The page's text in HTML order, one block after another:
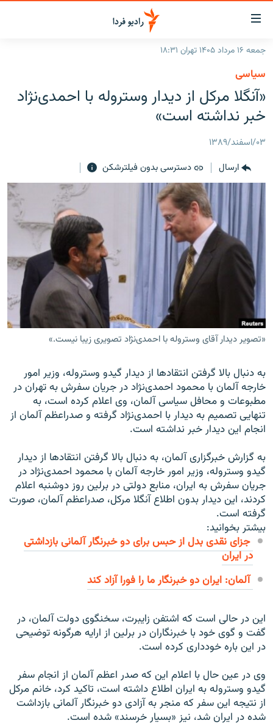
لینک‌های
قابلیت
دسترسی
بازگشت
منوی
اصلی
رفتن
صفحه
جستجو
ایران
جهان
برنامه‌های رادیویی
فرکانس‌ها
چندرسانه‌ای
گزارش‌های تصویری
گزارش‌های ویدئویی
زنان فردا
English
به ما بپیوندید
زبان‌های دیگر
جمعه ۱۶ مرداد ۱۴۰۵ تهران ۱۸:۳۱
سیاسی
«آنگلا مرکل از دیدار وستروله با احمدی‌نژاد
خبر نداشته است»
۰۳/اسفند/۱۳۸۹
ارسال
دسترسی بدون فیلترشکن
«تصویر دیدار آقای وستروله با احمدی‌نژاد تصویری زیبا نیست.»
به دنبال بالا گرفتن انتقادها از دیدار گیدو وستروله، وزیر امور
خارجه آلمان با محمود احمدی‌نژاد در جریان سفرش به تهران در
مطبوعات و محافل سیاسی آلمان، وی اعلام کرده است، به
تنهایی تصمیم به دیدار با احمدی‌نژاد گرفته و صدراعظم آلمان از
انجام این دیدار خبر نداشته است.
به گزارش خبرگزاری آلمان، به دنبال بالا گرفتن انتقادها از دیدار
گیدو وستروله،‌ وزیر امور خارجه آلمان با محمود احمدی‌نژاد در
جریان سفرش به ایران، منابع دولتی در برلین روز دوشنبه اعلام
کردند، این دیدار بدون اطلاع آنگلا مرکل، صدراعظم آلمان، صورت
گرفته است.
بیشتر بخوانید:
جزای نقدی بدل از حبس برای دو خبرنگار آلمانی بازداشتی
در ایران
آلمان: ایران دو خبرنگار ما را فورا آزاد کند
این در حالی است که اشتفن زایبرت، سخنگوی دولت آلمان، در
گفت و گوی خود با خبرنگاران در برلین از ارایه هرگونه توضیحی
در این باره خودداری کرده است.
وی در عین حال با اعلام این که صدر اعظم آلمان از انجام سفر
گیدو وستروله به ایران اطلاع داشته است، تاکید کرد، خانم مرکل
از نتیجه این سفر که منجر به آزادی دو خبرنگار آلمانی بازداشت
شده در ایران شد، نیز «بسیار خرسند» شده است.